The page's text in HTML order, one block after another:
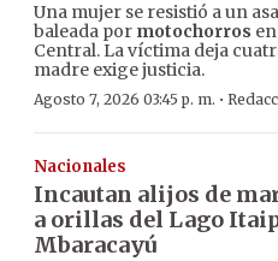
Una mujer se resistió a un
baleada por motochorros
Central. La víctima deja
madre exige justicia.
Agosto 7, 2026 03:45 p. m. ·
Nacionales
Incautan alijos de
a orillas del Lago
Mbaracayú